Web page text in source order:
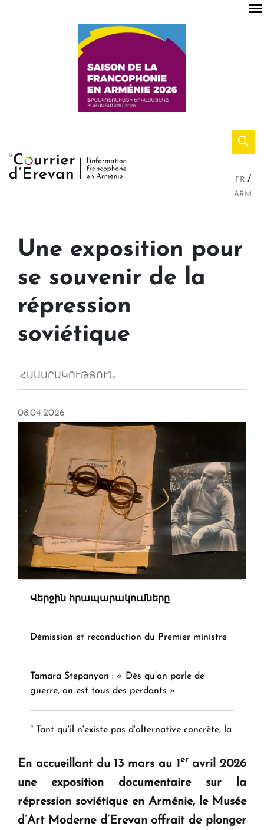
FR
ARM
Une exposition pour
se souvenir de la
répression
soviétique
ՀԱՍԱՐԱԿՈՒԹՅՈՒՆ
08.04.2026
Վերջին հրապարակումները
Démission et reconduction du Premier ministre
Tamara Stepanyan : « Dès qu’on parle de
guerre, on est tous des perdants »
" Tant qu'il n'existe pas d'alternative concrète, la
KASA : 30 ans d'audace, de résilience et d'avenir
en Arménie
En accueillant du 13 mars au 1 er avril 2026
une exposition documentaire sur la
répression soviétique en Arménie, le Musée
d’Art Moderne d’Erevan offrait de plonger